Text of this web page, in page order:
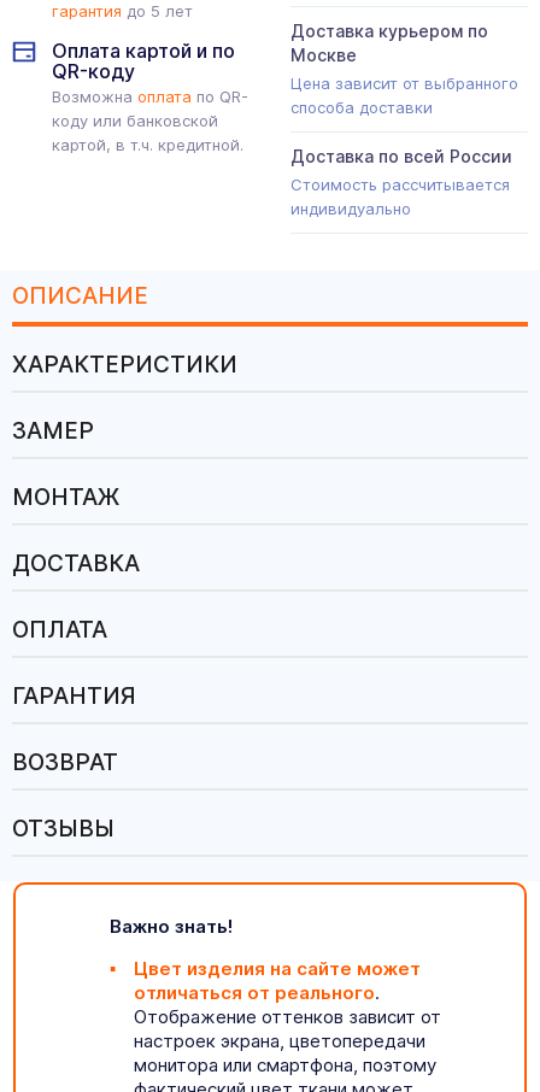
гарантия до 5 лет
Оплата картой и по
QR-коду
Возможна оплата по QR-
коду или банковской
картой, в т.ч. кредитной.
Доставка курьером по
Москве
Цена зависит от выбранного
способа доставки
Доставка по всей России
Стоимость рассчитывается
индивидуально
ОПИСАНИЕ
ХАРАКТЕРИСТИКИ
ЗАМЕР
МОНТАЖ
ДОСТАВКА
ОПЛАТА
ГАРАНТИЯ
ВОЗВРАТ
ОТЗЫВЫ
Важно знать!
Цвет изделия на сайте может
отличаться от реального.
Отображение оттенков зависит от
настроек экрана, цветопередачи
монитора или смартфона, поэтому